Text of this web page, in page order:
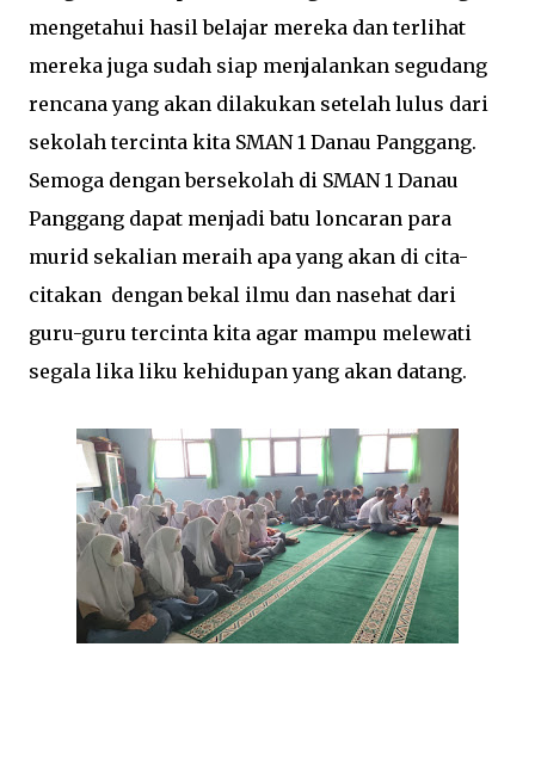
mengetahui hasil belajar mereka dan terlihat
mereka juga sudah siap menjalankan segudang
rencana yang akan dilakukan setelah lulus dari
sekolah tercinta kita SMAN 1 Danau Panggang.
Semoga dengan bersekolah di SMAN 1 Danau
Panggang dapat menjadi batu loncaran para
murid sekalian meraih apa yang akan di cita-
citakan dengan bekal ilmu dan nasehat dari
guru-guru tercinta kita agar mampu melewati
segala lika liku kehidupan yang akan datang.